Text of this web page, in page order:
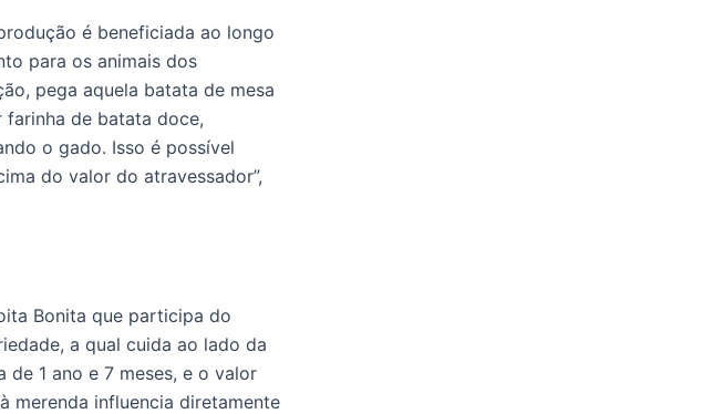
é beneficiada ao longo
para os animais dos
pega aquela batata de mesa
farinha de batata doce,
o gado. Isso é possível
do valor do atravessador”,
Bonita que participa do
a qual cuida ao lado da
de 1 ano e 7 meses, e o valor
merenda influencia diretamente